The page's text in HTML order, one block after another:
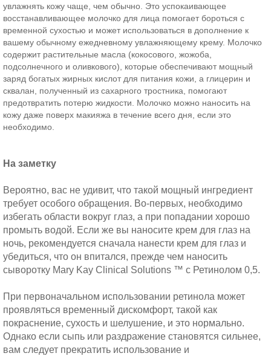
увлажнять кожу чаще, чем обычно. Это успокаивающее
восстанавливающее молочко для лица помогает бороться с
временной сухостью и может использоваться в дополнение к
вашему обычному ежедневному увлажняющему крему. Молочко
содержит растительные масла (кокосового, жожоба,
подсолнечного и оливкового), которые обеспечивают мощный
заряд богатых жирных кислот для питания кожи, а глицерин и
сквалан, полученный из сахарного тростника, помогают
предотвратить потерю жидкости. Молочко можно наносить на
кожу даже поверх макияжа в течение всего дня, если это
необходимо.
На заметку
Вероятно, вас не удивит, что такой мощный ингредиент
требует особого обращения. Во-первых, необходимо
избегать области вокруг глаз, а при попадании хорошо
промыть водой. Если же вы наносите крем для глаз на
ночь, рекомендуется сначала нанести крем для глаз и
убедиться, что он впитался, прежде чем наносить
сыворотку Mary Kay Clinical Solutions ™ с Ретинолом 0,5.
При первоначальном использовании ретинола может
проявляться временный дискомфорт, такой как
покраснение, сухость и шелушение, и это нормально.
Однако если сыпь или раздражение становятся сильнее,
вам следует прекратить использование и